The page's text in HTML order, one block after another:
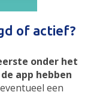
of actief?
onder het
app hebben
een